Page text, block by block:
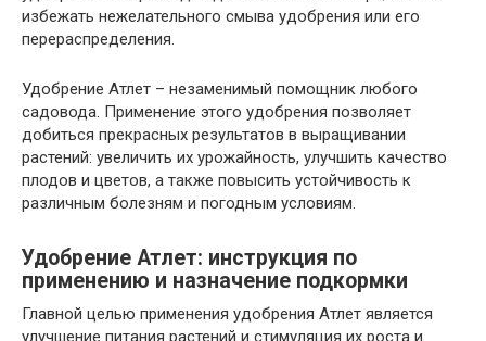
избежать нежелательного смыва удобрения или его
перераспределения.
Удобрение Атлет – незаменимый помощник любого
садовода. Применение этого удобрения позволяет
добиться прекрасных результатов в выращивании
растений: увеличить их урожайность, улучшить качество
плодов и цветов, а также повысить устойчивость к
различным болезням и погодным условиям.
Удобрение Атлет: инструкция по
применению и назначение подкормки
Главной целью применения удобрения Атлет является
улучшение питания растений и стимуляция их роста и